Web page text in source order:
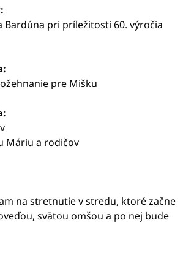
Bardúna pri príležitosti 60. výročia
pre Mišku
Máriu a rodičov
na stretnutie v stredu, ktoré začne
svätou omšou a po nej bude